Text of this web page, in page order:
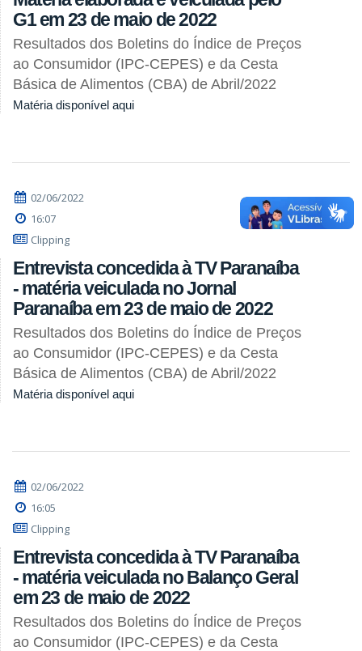
G1 em 23 de maio de 2022
Resultados dos Boletins do Índice de Preços
ao Consumidor (IPC-CEPES) e da Cesta
Básica de Alimentos (CBA) de Abril/2022
Matéria disponível aqui
02/06/2022
16:07
Clipping
Entrevista concedida à TV Paranaíba
- matéria veiculada no Jornal
Paranaíba em 23 de maio de 2022
Resultados dos Boletins do Índice de Preços
ao Consumidor (IPC-CEPES) e da Cesta
Básica de Alimentos (CBA) de Abril/2022
Matéria disponível aqui
02/06/2022
16:05
Clipping
Entrevista concedida à TV Paranaíba
- matéria veiculada no Balanço Geral
em 23 de maio de 2022
Resultados dos Boletins do Índice de Preços
ao Consumidor (IPC-CEPES) e da Cesta